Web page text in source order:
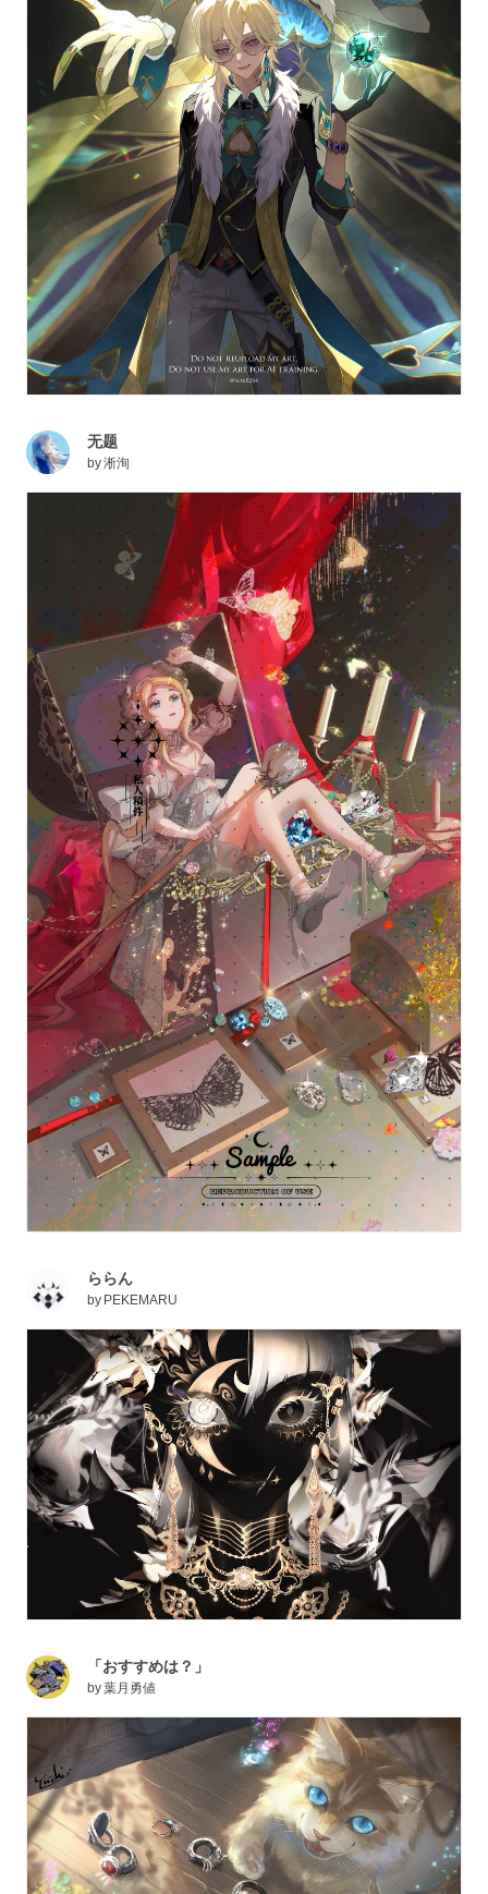
无题
by淅洵
ららん
by PEKEMARU
「おすすめは？」
by葉月勇値